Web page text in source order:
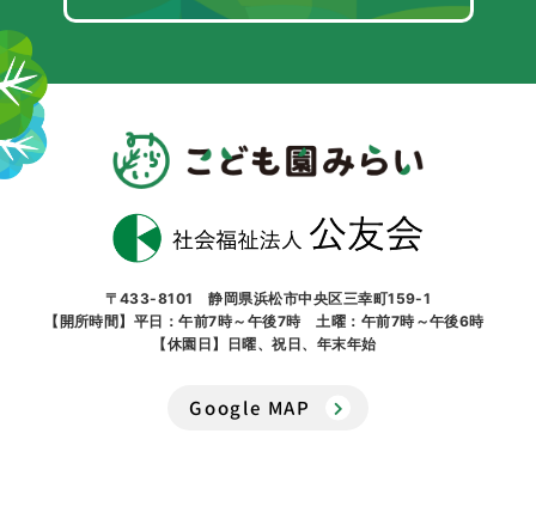
〒433-8101 静岡県浜松市中央区三幸町159-1
【開所時間】平日：午前7時～午後7時 土曜：午前7時～午後6時
【休園日】日曜、祝日、年末年始
Google MAP